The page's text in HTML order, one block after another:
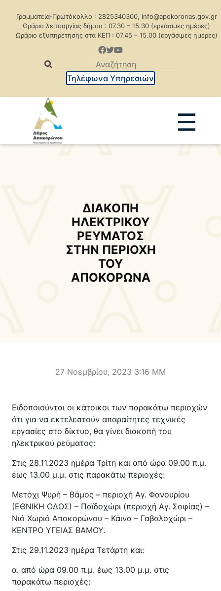
Γραμματεία-Πρωτόκολλο : 2825340300, info@apokoronas.gov.gr
Ωράριο λειτουργίας δήμου : 07.30 – 15.30 (εργάσιμες ημέρες)
Ωράριο εξυπηρέτησης στα ΚΕΠ : 07.45 – 15.00 (εργάσιμες ημέρες)
Τηλέφωνα Υπηρεσιών
Δήμαρχος
Αντιδήμαρχοι και
Εντεταλμένοι Δημοτικοί
Σύμβουλοι
Αποκορώνα Χανίων
Δήμοσιο Ι.Ε.Κ
Αποκορώνου
ΔΗΜΟΤΙΚΗ ΠΙΝΑΚΟΘΗΚΗ
ΦΡΕ
Κέντρο Κοινότητας
Λαογραφικό Μουσείο
Γαβολοχωρίου
☰
ΔΙΑΚΟΠΗ
ΗΛΕΚΤΡΙΚΟΥ
ΡΕΥΜΑΤΟΣ
ΣΤΗΝ ΠΕΡΙΟΧΗ
ΤΟΥ
ΑΠΟΚΟΡΩΝΑ
27 Νοεμβρίου, 2023 3:16 ΜΜ
Ειδοποιούνται οι κάτοικοι των παρακάτω περιοχών
ότι για να εκτελεστούν απαραίτητες τεχνικές
εργασίες στο δίκτυο, θα γίνει διακοπή του
ηλεκτρικού ρεύματος:
Στις 28.11.2023 ημέρα Τρίτη και από ώρα 09.00 π.μ.
έως 13.00 μ.μ. στις παρακάτω περιοχές:
Μετόχι Ψυρή – Βάμος – περιοχή Αγ. Φανουρίου
(ΕΘΝΙΚΗ ΟΔΟΣ) – Παϊδοχώρι (περιοχή Αγ. Σοφίας) –
Νιό Χωριό Αποκορώνου – Κάινα – Γαβαλοχώρι –
ΚΕΝΤΡΟ ΥΓΕΙΑΣ ΒΑΜΟΥ.
Στις 29.11.2023 ημέρα Τετάρτη και:
α. από ώρα 09.00 π.μ. έως 13.00 μ.μ. στις
παρακάτω περιοχές: